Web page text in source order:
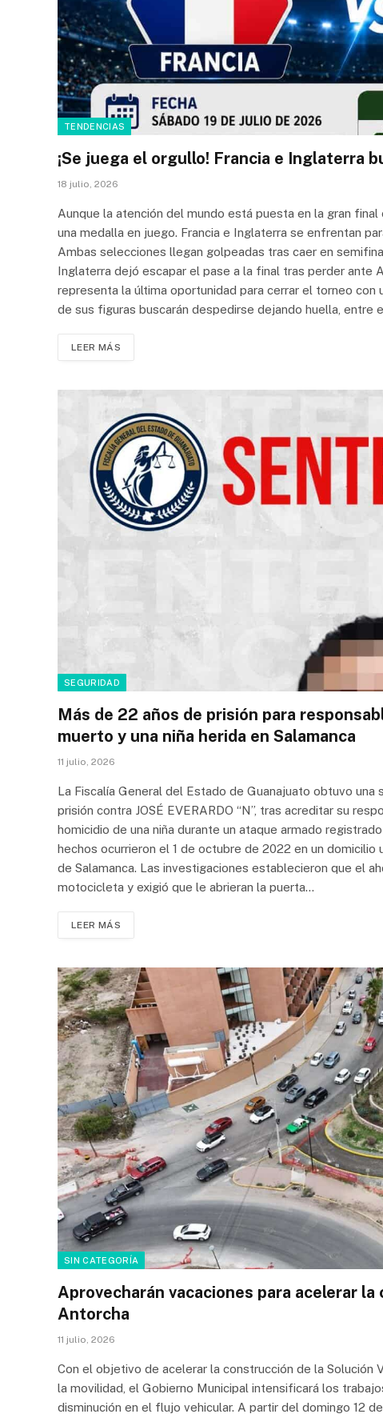
TENDENCIAS
¡Se juega el orgullo! Francia e Inglaterra
18 julio, 2026
Aunque la atención del mundo está puesta en la gran
una medalla en juego. Francia e Inglaterra se enfrentan
Ambas selecciones llegan golpeadas tras caer en
Inglaterra dejó escapar el pase a la final tras perder ante
representa la última oportunidad para cerrar el torneo con
de sus figuras buscarán despedirse dejando huella, entre
LEER MÁS
SEGURIDAD
Más de 22 años de prisión para
muerto y una niña herida en Salamanca
11 julio, 2026
La Fiscalía General del Estado de Guanajuato obtuvo
prisión contra JOSÉ EVERARDO “N”, tras acreditar su
homicidio de una niña durante un ataque armado
hechos ocurrieron el 1 de octubre de 2022 en un
de Salamanca. Las investigaciones establecieron que el
motocicleta y exigió que le abrieran la puerta…
LEER MÁS
SIN CATEGORÍA
Aprovecharán vacaciones para acelerar
Antorcha
11 julio, 2026
Con el objetivo de acelerar la construcción de la Solución
la movilidad, el Gobierno Municipal intensificará los
disminución en el flujo vehicular. A partir del domingo 12